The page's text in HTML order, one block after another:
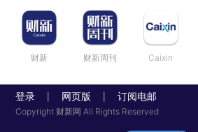
财新 财新周刊 Caixin
登录 网页版 订阅电邮
Copyright 财新网 All Rights Reserved